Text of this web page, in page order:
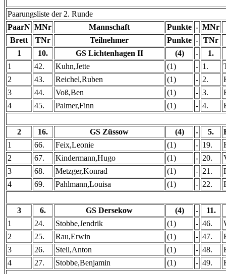
Paarungsliste der 2. Runde
PaarN MNr Mannschaft Punkte - MNr
Brett
TNr Teilnehmer Punkte - TNr
1
10. GS Lichtenhagen II (4) -
1.
1
42. Kuhn,Jette (1) - 1.
2
43. Reichel,Ruben (1) - 2.
3
44. Voß,Ben (1) - 3.
4
45. Palmer,Finn (1) - 4.
2 16. GS Züssow (4) - 5.
1
66. Feix,Leonie (1) - 19.
2
67. Kindermann,Hugo (1) - 20.
3
68. Metzger,Konrad (1) - 21.
4
69. Pahlmann,Louisa (1) - 22.
3 6. GS Dersekow (4) -
11.
1
24. Stobbe,Jendrik (1) - 46.
2
25. Rau,Erwin (1) - 47.
3
26. Steil,Anton (1) - 48.
4
27. Stobbe,Benjamin (1) - 49.